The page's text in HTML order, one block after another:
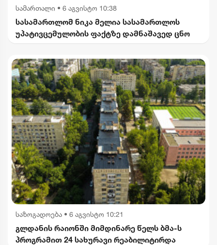
სამართალი • 6 აგვისტო 10:38
სასამართლომ ნიკა მელია სასამართლოს
უპატივცემულობის ფაქტზე დამნაშავედ ცნო
საზოგადოება • 6 აგვისტო 10:21
გლდანის რაიონში მიმდინარე წელს ბმა-ს
პროგრამით 24 სახურავი რეაბილიტირდა